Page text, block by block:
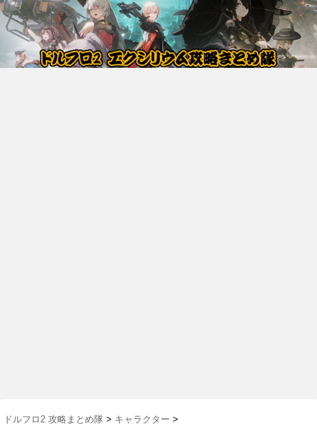
ドルフロ2 攻略まとめ隊 > キャラクター >